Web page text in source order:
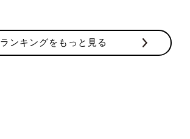
ランキングをもっと見る